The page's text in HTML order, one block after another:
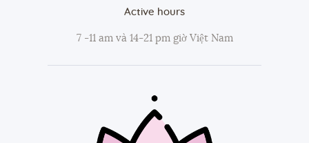
Active hours
7 -11 am và 14-21 pm giờ Việt Nam